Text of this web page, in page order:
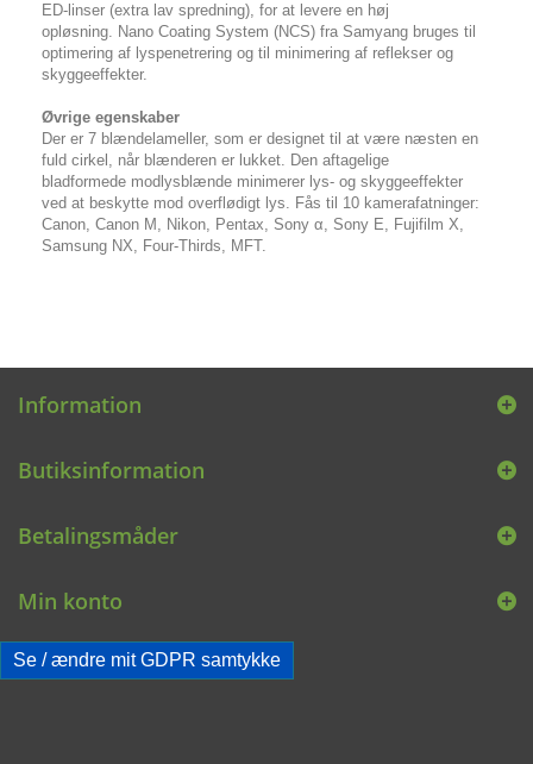
ED-linser (extra lav spredning), for at levere en høj
opløsning. Nano Coating System (NCS) fra Samyang bruges til
optimering af lyspenetrering og til minimering af reflekser og
skyggeeffekter.
Øvrige egenskaber
Der er 7 blændelameller, som er designet til at være næsten en
fuld cirkel, når blænderen er lukket. Den aftagelige
bladformede modlysblænde minimerer lys- og skyggeeffekter
ved at beskytte mod overflødigt lys. Fås til 10 kamerafatninger:
Canon, Canon M, Nikon, Pentax, Sony α, Sony E, Fujifilm X,
Samsung NX, Four-Thirds, MFT.
Information
Butiksinformation
Betalingsmåder
Min konto
Se / ændre mit GDPR samtykke